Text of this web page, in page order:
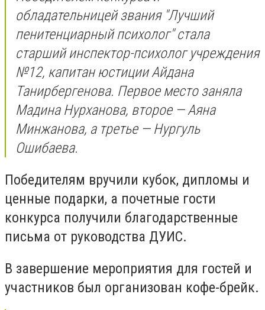
обладательницей звания "Лучший
пенитенциарный психолог" стала
старший инспектор-психолог учреждения
№12, капитан юстиции Айдана
Танирбергенова. Первое место заняла
Мадина Нурханова, второе — Аяна
Минжанова, а третье — Нургуль
Ошибаева.
Победителям вручили кубок, дипломы и
ценные подарки, а почетные гости
конкурса получили благодарственные
письма от руководства ДУИС.
В завершение мероприятия для гостей и
участников был организован кофе-брейк.